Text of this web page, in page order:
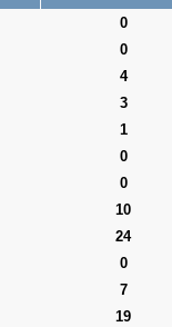
0
0
4
3
1
0
0
10
24
0
7
19